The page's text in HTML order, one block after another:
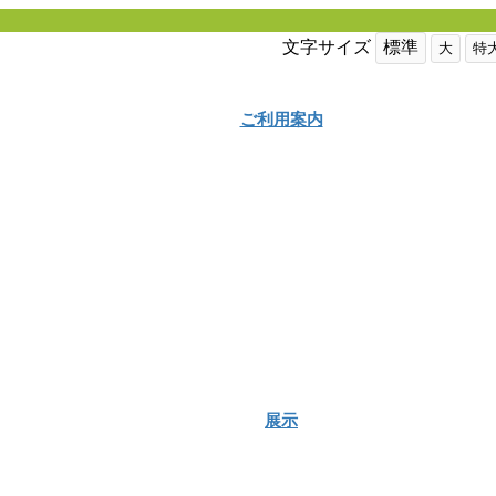
文字サイズ 標準 大 特
ご利用案内
展示